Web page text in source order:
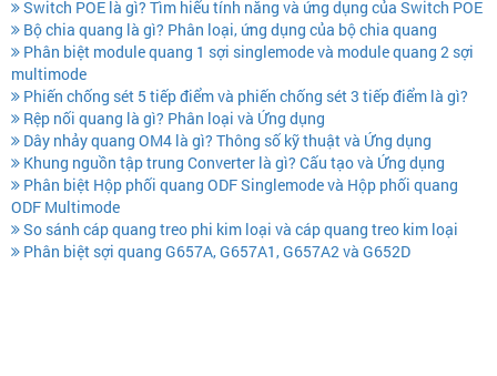
Switch POE là gì? Tìm hiểu tính năng và ứng dụng của Switch POE
Bộ chia quang là gì? Phân loại, ứng dụng của bộ chia quang
Phân biệt module quang 1 sợi singlemode và module quang 2 sợi
multimode
Phiến chống sét 5 tiếp điểm và phiến chống sét 3 tiếp điểm là gì?
Rệp nối quang là gì? Phân loại và Ứng dụng
Dây nhảy quang OM4 là gì? Thông số kỹ thuật và Ứng dụng
Khung nguồn tập trung Converter là gì? Cấu tạo và Ứng dụng
Phân biệt Hộp phối quang ODF Singlemode và Hộp phối quang
ODF Multimode
So sánh cáp quang treo phi kim loại và cáp quang treo kim loại
Phân biệt sợi quang G657A, G657A1, G657A2 và G652D